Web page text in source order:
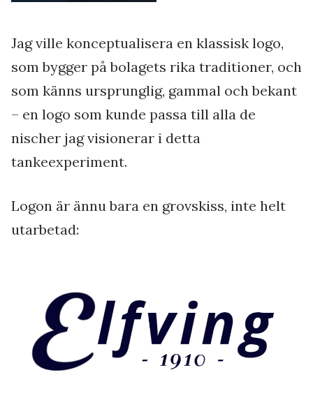
Jag ville konceptualisera en klassisk logo,
som bygger på bolagets rika traditioner, och
som känns ursprunglig, gammal och bekant
– en logo som kunde passa till alla de
nischer jag visionerar i detta
tankeexperiment.
Logon är ännu bara en grovskiss, inte helt
utarbetad: